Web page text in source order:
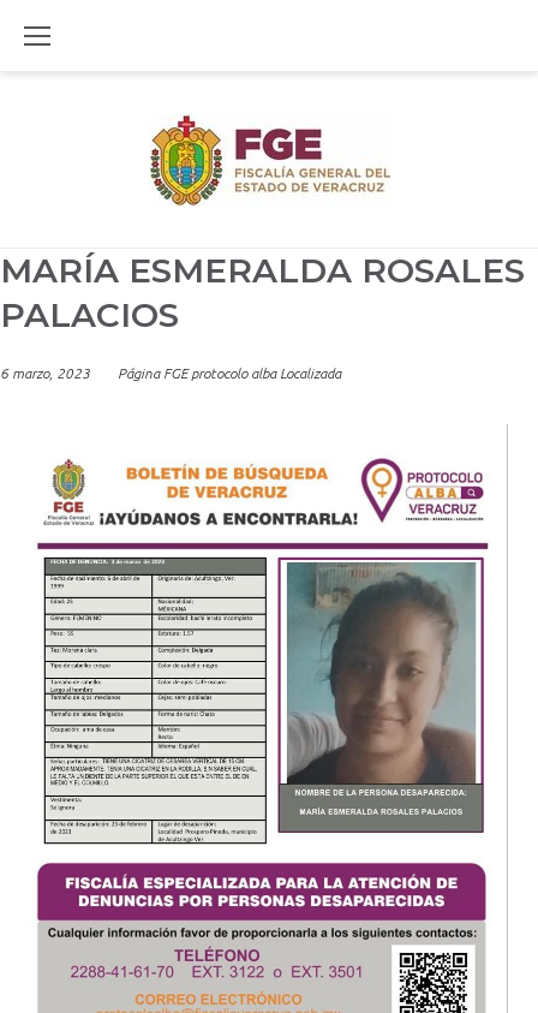
MARÍA ESMERALDA ROSALES
PALACIOS
6 marzo, 2023 Página FGE protocolo alba Localizada